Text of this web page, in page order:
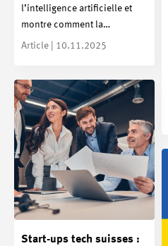
l’intelligence artificielle et
montre comment la…
Article | 10.11.2025
Start-ups tech suisses :